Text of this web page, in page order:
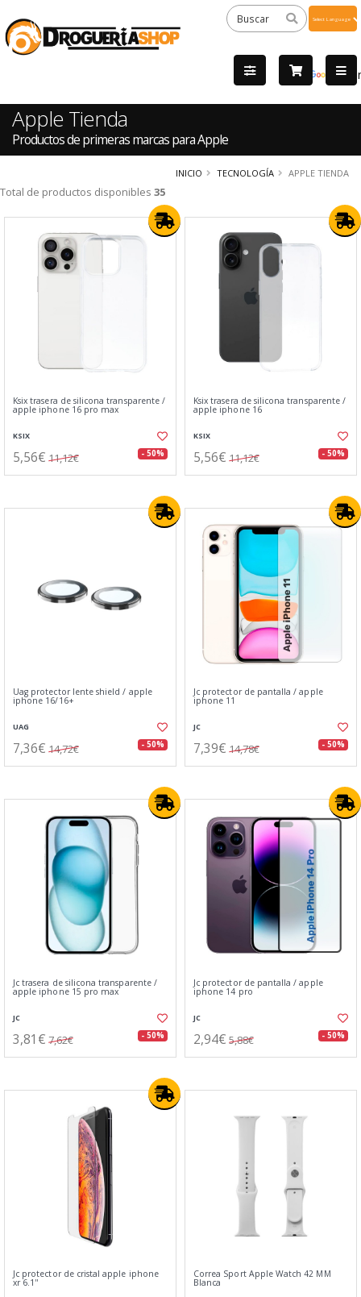
by
Apple Tienda
Productos de primeras marcas para Apple
INICIO TECNOLOGÍA APPLE TIENDA
Total de productos disponibles 35
Ksix trasera de silicona transparente /
apple iphone 16 pro max
KSIX
5,56€ 11,12€ - 50%
Ksix trasera de silicona transparente /
apple iphone 16
KSIX
5,56€ 11,12€ - 50%
Uag protector lente shield / apple
iphone 16/16+
UAG
7,36€ 14,72€ - 50%
Jc protector de pantalla / apple
iphone 11
JC
7,39€ 14,78€ - 50%
Jc trasera de silicona transparente /
apple iphone 15 pro max
JC
3,81€ 7,62€ - 50%
Jc protector de pantalla / apple
iphone 14 pro
JC
2,94€ 5,88€ - 50%
Jc protector de cristal apple iphone
xr 6.1''
Correa Sport Apple Watch 42 MM
Blanca